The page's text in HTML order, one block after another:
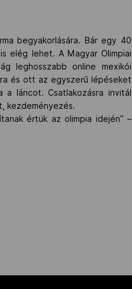
begyakorlására. Bár egy 40
elég lehet. A Magyar Olimpiai
leghosszabb online mexikói
és ott az egyszerű lépéseket
láncot. Csatlakozásra invitál
kezdeményezés.
értük az olimpia idején” –